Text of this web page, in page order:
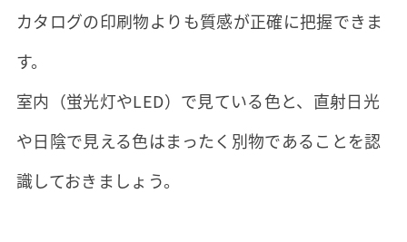
カタログの印刷物よりも質感が正確に把握できま
す。
室内（蛍光灯やLED）で見ている色と、直射日光
や日陰で見える色はまったく別物であることを認
識しておきましょう。